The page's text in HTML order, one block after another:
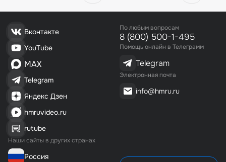
Вконтакте
YouTube
MAX
Telegram
Яндекс Дзен
hmruvideo.ru
rutube
Наши сайты в других странах
Россия
По любым вопросам
8 (800) 500-1-495
Помощь онлайн в Телеграмм
Telegram
Электронная почта
info@hmru.ru